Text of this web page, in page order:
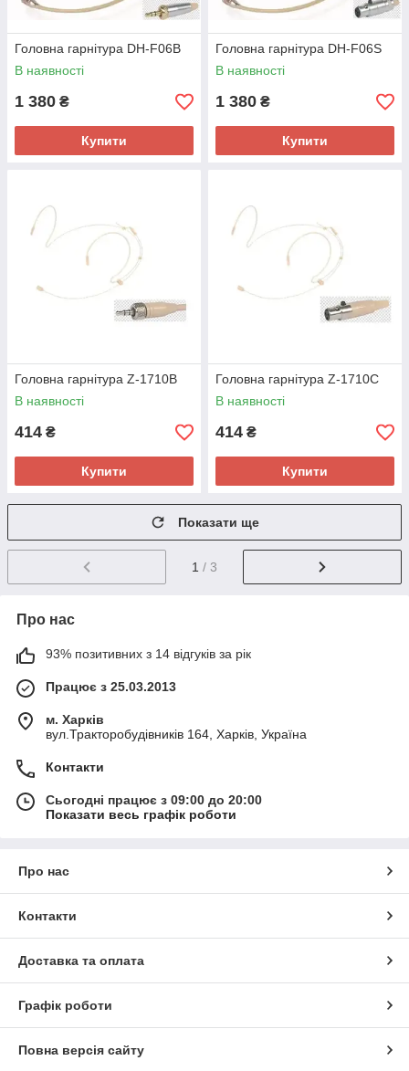
Головна гарнітура DH-F06B
В наявності
1 380 ₴
Купити
Головна гарнітура DH-F06S
В наявності
1 380 ₴
Купити
Головна гарнітура Z-1710B
В наявності
414 ₴
Купити
Головна гарнітура Z-1710C
В наявності
414 ₴
Купити
Показати ще
1 / 3
Про нас
93% позитивних з 14 відгуків за рік
Працює з 25.03.2013
м. Харків
вул.Тракторобудівників 164, Харків, Україна
Контакти
Сьогодні працює з 09:00 до 20:00
Показати весь графік роботи
Про нас
Контакти
Доставка та оплата
Графік роботи
Повна версія сайту